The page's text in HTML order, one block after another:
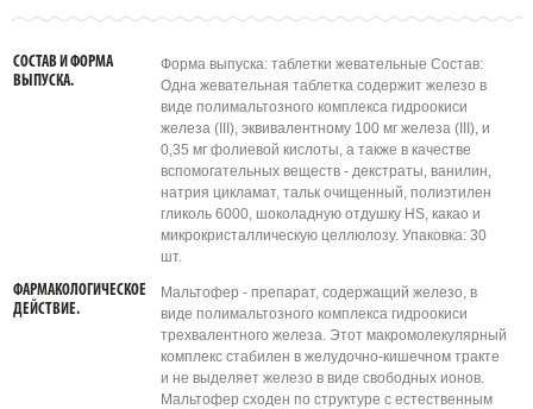
СОСТАВ И ФОРМА
ВЫПУСКА.
Форма выпуска: таблетки жевательные Состав:
Одна жевательная таблетка содержит железо в
виде полимальтозного комплекса гидроокиси
железа (III), эквивалентному 100 мг железа (III), и
0,35 мг фолиевой кислоты, а также в качестве
вспомогательных веществ - декстраты, ванилин,
натрия цикламат, тальк очищенный, полиэтилен
гликоль 6000, шоколадную отдушку HS, какао и
микрокристаллическую целлюлозу. Упаковка: 30
шт.
ФАРМАКОЛОГИЧЕСКОЕ
ДЕЙСТВИЕ.
Мальтофер - препарат, содержащий железо, в
виде полимальтозного комплекса гидроокиси
трехвалентного железа. Этот макромолекулярный
комплекс стабилен в желудочно-кишечном тракте
и не выделяет железо в виде свободных ионов.
Мальтофер сходен по структуре с естественным